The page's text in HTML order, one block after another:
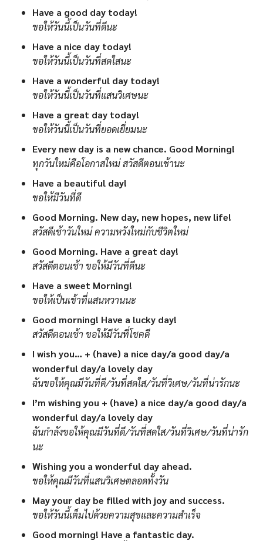
Have a good day today!
ขอให้วันนี้เป็นวันที่ดีนะ
Have a nice day today!
ขอให้วันนี้เป็นวันที่สดใสนะ
Have a wonderful day today!
ขอให้วันนี้เป็นวันที่แสนวิเศษนะ
Have a great day today!
ขอให้วันนี้เป็นวันที่ยอดเยี่ยมนะ
Every new day is a new chance. Good Morning!
ทุกวันใหม่คือโอกาสใหม่ สวัสดีตอนเช้านะ
Have a beautiful day!
ขอให้มีวันที่ดี
Good Morning. New day, new hopes, new life!
สวัสดีเช้าวันใหม่ ความหวังใหม่กับชีวิตใหม่
Good Morning. Have a great day!
สวัสดีตอนเช้า ขอให้มีวันที่ดีนะ
Have a sweet Morning!
ขอให้เป็นเช้าที่แสนหวานนะ
Good morning! Have a lucky day!
สวัสดีตอนเช้า ขอให้มีวันที่โชคดี
I wish you… + (have) a nice day/a good day/a
wonderful day/a lovely day
ฉันขอให้คุณมีวันที่ดี/วันที่สดใส/วันที่วิเศษ/วันที่น่ารักนะ
I’m wishing you + (have) a nice day/a good day/a
wonderful day/a lovely day
ฉันกำลังขอให้คุณมีวันที่ดี/วันที่สดใส/วันที่วิเศษ/วันที่น่ารัก
นะ
Wishing you a wonderful day ahead.
ขอให้คุณมีวันที่แสนวิเศษตลอดทั้งวัน
May your day be filled with joy and success.
ขอให้วันนี้เต็มไปด้วยความสุขและความสำเร็จ
Good morning! Have a fantastic day.